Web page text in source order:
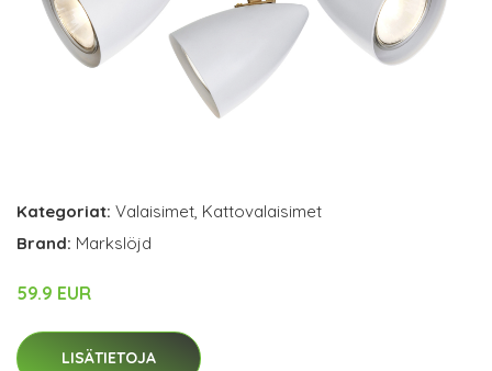
Kategoriat: Valaisimet, Kattovalaisimet
Brand: Markslöjd
59.9 EUR
LISÄTIETOJA